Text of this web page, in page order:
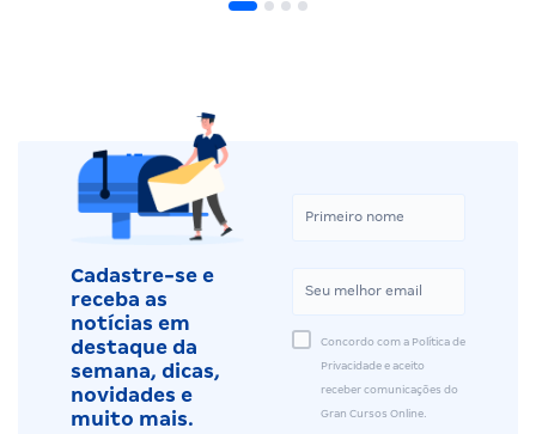
Cadastre-se e
receba as
notícias em
destaque da
semana, dicas,
novidades e
muito mais.
Concordo com a Política de
Privacidade e aceito
receber comunicações do
Gran Cursos Online.